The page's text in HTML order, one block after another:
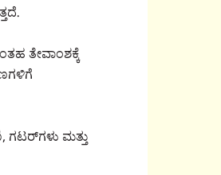
ತೇವಾಂಶಕ್ಕೆ
ಗಟರ್‌ಗಳು ಮತ್ತು